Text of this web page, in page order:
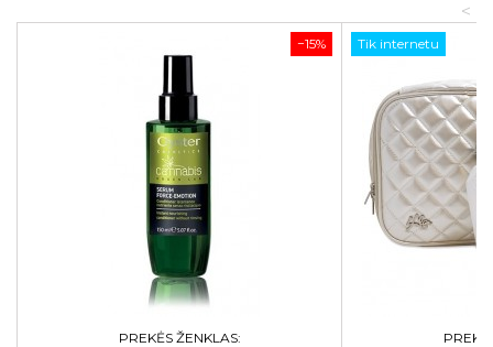
<
−15%
PREKĖS ŽENKLAS:
Tik internetu